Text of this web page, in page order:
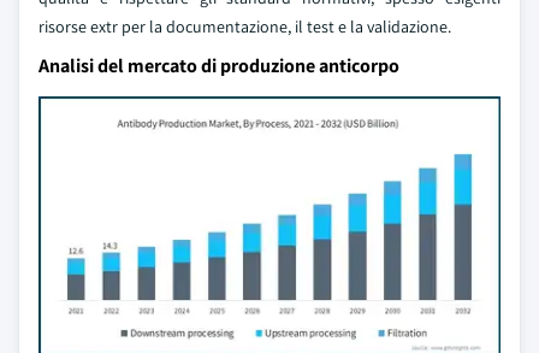
risorse extr per la documentazione, il test e la validazione.
Analisi del mercato di produzione anticorpo